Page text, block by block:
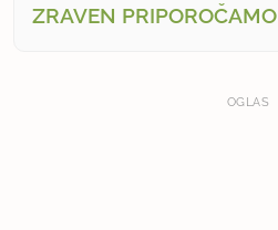
ZRAVEN PRIPOROČAMO
OGLAS